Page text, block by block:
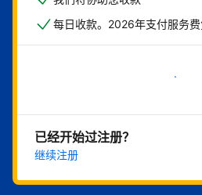
每日收款。2026年支付服务
立即开始
已经开始过注册？
继续注册